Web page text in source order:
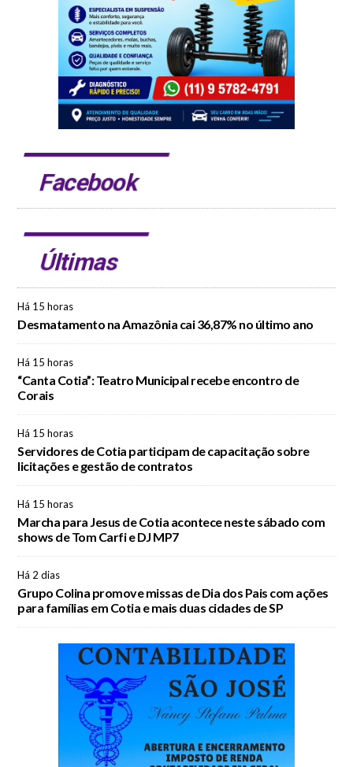
Facebook
Últimas
Há 15 horas
Desmatamento na Amazônia cai 36,87% no último ano
Há 15 horas
“Canta Cotia”: Teatro Municipal recebe encontro de
Corais
Há 15 horas
Servidores de Cotia participam de capacitação sobre
licitações e gestão de contratos
Há 15 horas
Marcha para Jesus de Cotia acontece neste sábado com
shows de Tom Carfi e DJ MP7
Há 2 dias
Grupo Colina promove missas de Dia dos Pais com ações
para famílias em Cotia e mais duas cidades de SP